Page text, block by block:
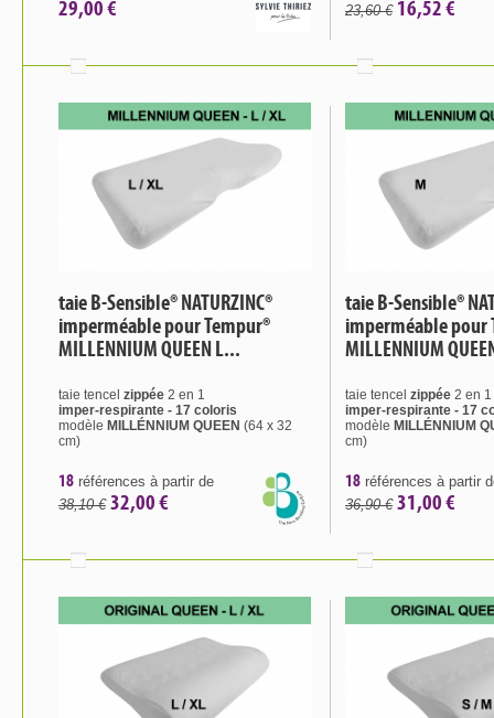
29,00 €
23,60 € 16,52 €
taie B-Sensible® NATURZINC®
imperméable pour Tempur®
MILLENNIUM QUEEN L...
taie tencel zippée 2 en 1
imper-respirante - 17 coloris
modèle MILLÉNNIUM QUEEN (64 x 32
cm)
18 références à partir de
38,10 € 32,00 €
taie B-Sensible®
imperméable pour
MILLENNIUM
taie tencel zippée 2 en 1
imper-respirante - 17
modèle MILLÉNNIUM
cm)
18 références à partir
36,90 € 31,00 €